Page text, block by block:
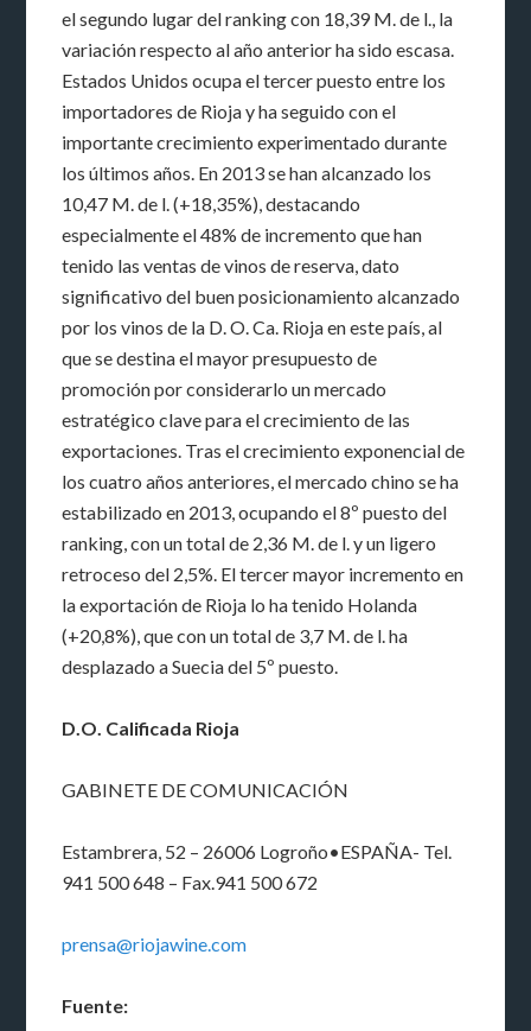
el segundo lugar del ranking con 18,39 M. de l., la
variación respecto al año anterior ha sido escasa.
Estados Unidos ocupa el tercer puesto entre los
importadores de Rioja y ha seguido con el
importante crecimiento experimentado durante
los últimos años. En 2013 se han alcanzado los
10,47 M. de l. (+18,35%), destacando
especialmente el 48% de incremento que han
tenido las ventas de vinos de reserva, dato
significativo del buen posicionamiento alcanzado
por los vinos de la D. O. Ca. Rioja en este país, al
que se destina el mayor presupuesto de
promoción por considerarlo un mercado
estratégico clave para el crecimiento de las
exportaciones. Tras el crecimiento exponencial de
los cuatro años anteriores, el mercado chino se ha
estabilizado en 2013, ocupando el 8º puesto del
ranking, con un total de 2,36 M. de l. y un ligero
retroceso del 2,5%. El tercer mayor incremento en
la exportación de Rioja lo ha tenido Holanda
(+20,8%), que con un total de 3,7 M. de l. ha
desplazado a Suecia del 5º puesto.
D.O. Calificada Rioja
GABINETE DE COMUNICACIÓN
Estambrera, 52 – 26006 Logroño•ESPAÑA- Tel.
941 500 648 – Fax.941 500 672
prensa@riojawine.com
Fuente: